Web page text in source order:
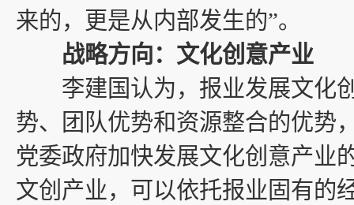
来的，更是从内部发生的”。
战略方向：文化创意产业
李建国认为，报业发展文化
势、团队优势和资源整合的优势
党委政府加快发展文化创意产业
文创产业，可以依托报业固有的